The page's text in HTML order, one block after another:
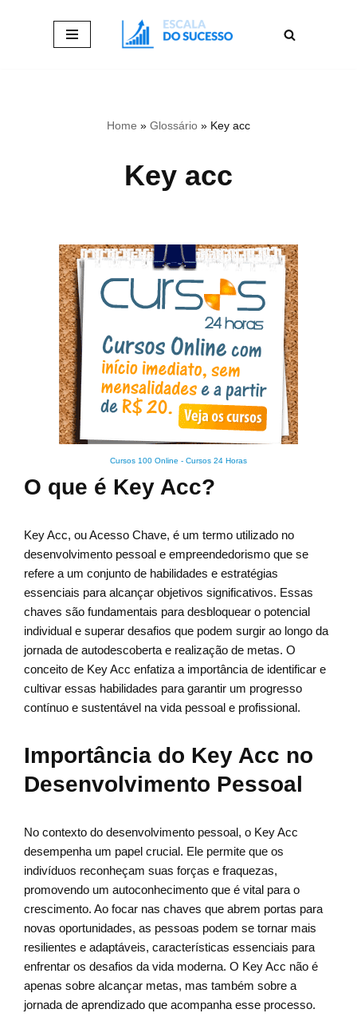
Home » Glossário » Key acc
Key acc
Cursos 100 Online - Cursos 24 Horas
O que é Key Acc?
Key Acc, ou Acesso Chave, é um termo utilizado no
desenvolvimento pessoal e empreendedorismo que se
refere a um conjunto de habilidades e estratégias
essenciais para alcançar objetivos significativos. Essas
chaves são fundamentais para desbloquear o potencial
individual e superar desafios que podem surgir ao longo da
jornada de autodescoberta e realização de metas. O
conceito de Key Acc enfatiza a importância de identificar e
cultivar essas habilidades para garantir um progresso
contínuo e sustentável na vida pessoal e profissional.
Importância do Key Acc no
Desenvolvimento Pessoal
No contexto do desenvolvimento pessoal, o Key Acc
desempenha um papel crucial. Ele permite que os
indivíduos reconheçam suas forças e fraquezas,
promovendo um autoconhecimento que é vital para o
crescimento. Ao focar nas chaves que abrem portas para
novas oportunidades, as pessoas podem se tornar mais
resilientes e adaptáveis, características essenciais para
enfrentar os desafios da vida moderna. O Key Acc não é
apenas sobre alcançar metas, mas também sobre a
jornada de aprendizado que acompanha esse processo.